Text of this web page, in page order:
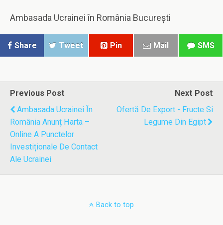
Ambasada Ucrainei în România București
Share Tweet Pin Mail SMS
Previous Post
Ambasada Ucrainei În
România Anunț Harta –
Online A Punctelor
Investiționale De Contact
Ale Ucrainei
Next Post
Ofertă De Export - Fructe Si
Legume Din Egipt
Back to top